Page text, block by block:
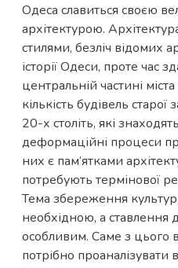
Одеса славиться своєю
архітектурою.
стилями, безліч відомих
історії Одеси, проте час
центральній частині
кількість будівель
20-х століть, які
деформаційні процеси
них є пам’ятками
потребують термінової
Тема збереження
необхідною, а ставлення
особливим. Саме з цього
потрібно